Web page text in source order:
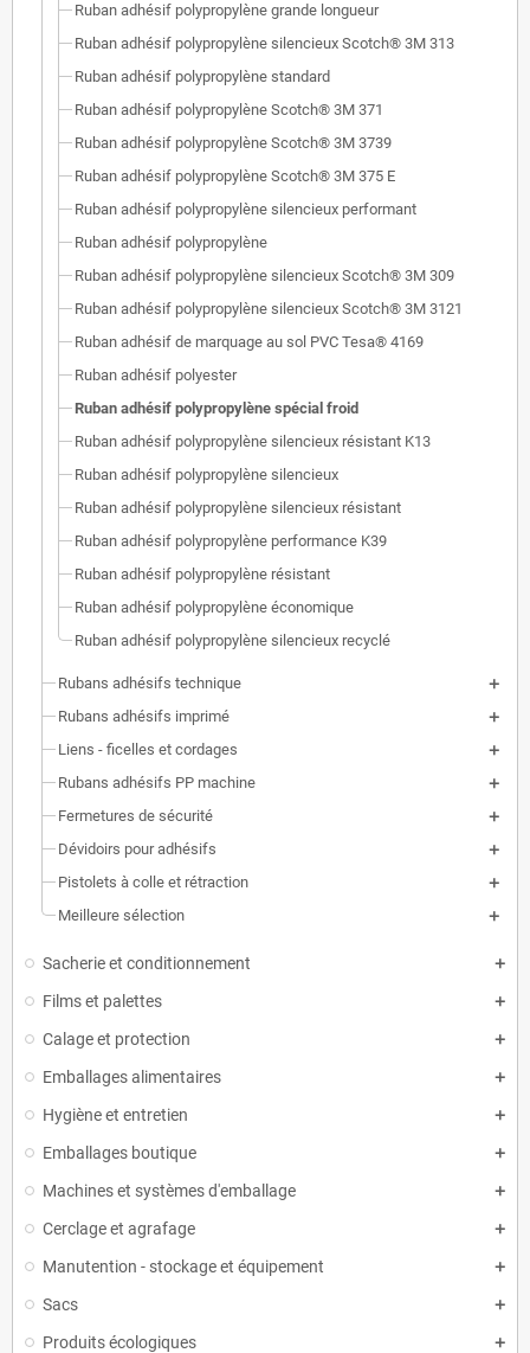
Ruban adhésif polypropylène grande longueur
Ruban adhésif polypropylène silencieux Scotch® 3M 313
Ruban adhésif polypropylène standard
Ruban adhésif polypropylène Scotch® 3M 371
Ruban adhésif polypropylène Scotch® 3M 3739
Ruban adhésif polypropylène Scotch® 3M 375 E
Ruban adhésif polypropylène silencieux performant
Ruban adhésif polypropylène
Ruban adhésif polypropylène silencieux Scotch® 3M 309
Ruban adhésif polypropylène silencieux Scotch® 3M 3121
Ruban adhésif de marquage au sol PVC Tesa® 4169
Ruban adhésif polyester
Ruban adhésif polypropylène spécial froid
Ruban adhésif polypropylène silencieux résistant K13
Ruban adhésif polypropylène silencieux
Ruban adhésif polypropylène silencieux résistant
Ruban adhésif polypropylène performance K39
Ruban adhésif polypropylène résistant
Ruban adhésif polypropylène économique
Ruban adhésif polypropylène silencieux recyclé
Rubans adhésifs technique
Rubans adhésifs imprimé
Liens - ficelles et cordages
Rubans adhésifs PP machine
Fermetures de sécurité
Dévidoirs pour adhésifs
Pistolets à colle et rétraction
Meilleure sélection
Sacherie et conditionnement
Films et palettes
Calage et protection
Emballages alimentaires
Hygiène et entretien
Emballages boutique
Machines et systèmes d'emballage
Cerclage et agrafage
Manutention - stockage et équipement
Sacs
Produits écologiques